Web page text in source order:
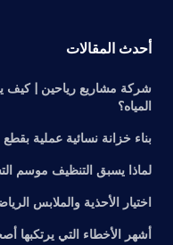
أحدث المقالات
شركة مشاريع رياحين | كيف
المياه؟
بناء خزانة نسائية عملية
لماذا يسبق التنظيف موسم
اختيار الأحذية والملابس
أشهر الأخطاء التي يرتكبها